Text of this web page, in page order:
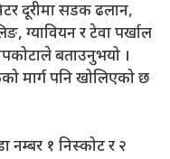
दूरीमा सडक ढलान,
ग्यावियन र टेवा पर्खाल
बताउनुभयो ।
मार्ग पनि खोलिएको छ
नम्बर १ निस्कोट र २